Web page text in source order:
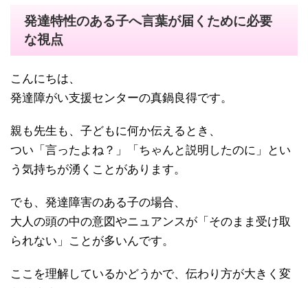
発達特性のある子へ言葉が届くために必要
な視点
こんにちは、
発達障がい支援センターの真鍋良得です。
親も先生も、子どもに何か伝えるとき、
つい「言ったよね？」「ちゃんと説明したのに」とい
う気持ちが湧くことがあります。
でも、発達障害のある子の場合、
大人の頭の中の意図やニュアンスが「そのまま受け取
られない」ことが多いんです。
ここを理解しているかどうかで、伝わり方が大きく変